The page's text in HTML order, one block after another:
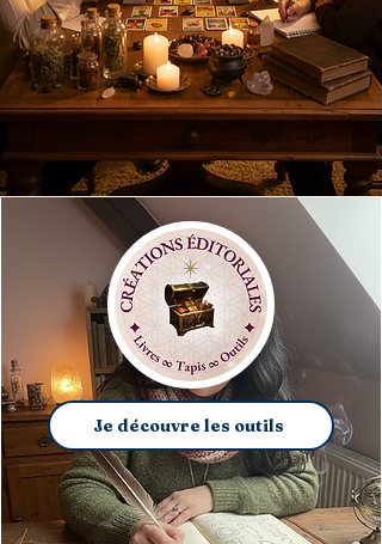
Je découvre les outils